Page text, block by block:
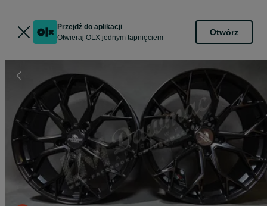
Przejdź do aplikacji
Otwieraj OLX jednym tapnięciem
Otwórz